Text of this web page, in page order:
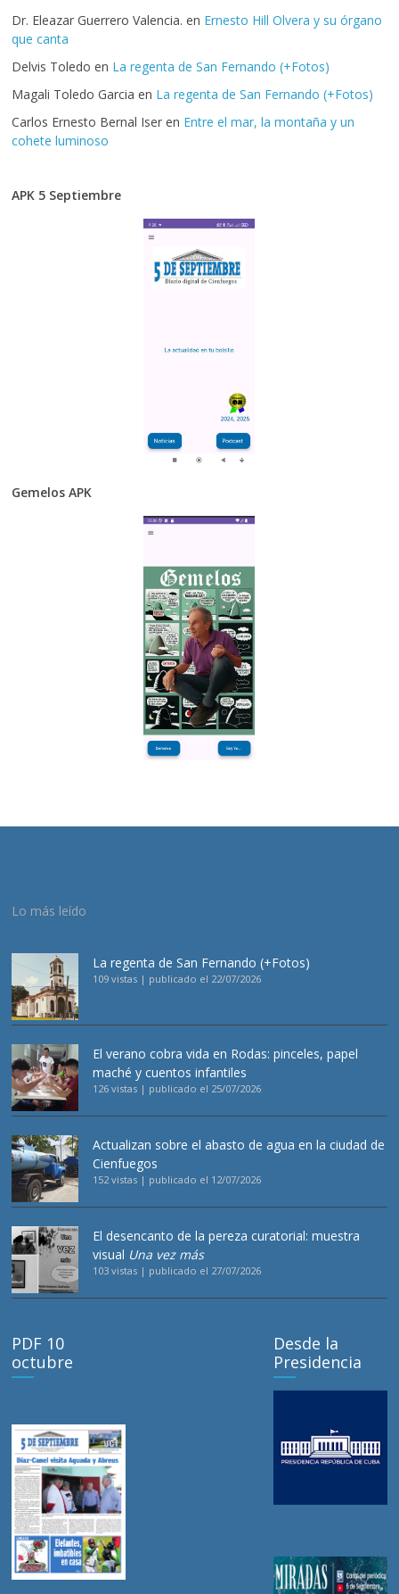
Dr. Eleazar Guerrero Valencia. en Ernesto Hill Olvera y su órgano
que canta
Delvis Toledo en La regenta de San Fernando (+Fotos)
Magali Toledo Garcia en La regenta de San Fernando (+Fotos)
Carlos Ernesto Bernal Iser en Entre el mar, la montaña y un
cohete luminoso
APK 5 Septiembre
Gemelos APK
Lo más leído
La regenta de San Fernando (+Fotos)
109 vistas | publicado el 22/07/2026
El verano cobra vida en Rodas: pinceles, papel
maché y cuentos infantiles
126 vistas | publicado el 25/07/2026
Actualizan sobre el abasto de agua en la ciudad de
Cienfuegos
152 vistas | publicado el 12/07/2026
El desencanto de la pereza curatorial: muestra
visual Una vez más
103 vistas | publicado el 27/07/2026
PDF 10
octubre
Desde la
Presidencia